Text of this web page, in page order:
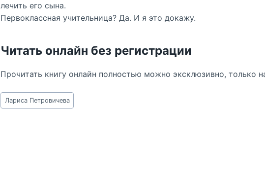
лечить его сына.
Первоклассная учительница? Да. И я это докажу.
Читать онлайн без регистрации
Прочитать книгу онлайн полностью можно эксклюзивно, только
Метки
записи:
Лариса Петровичева